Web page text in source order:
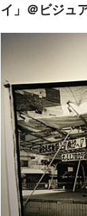
イ」＠ビジュ